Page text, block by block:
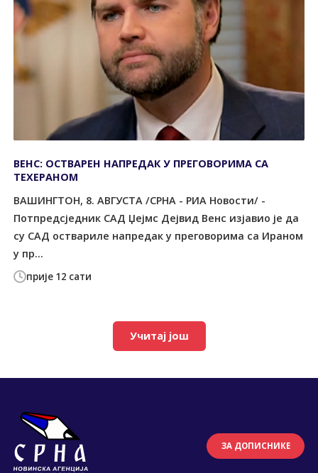
прије 12 сати
ВЕНС: ОСТВАРЕН НАПРЕДАК У ПРЕГОВОРИМА СА
ТЕХЕРАНОМ
ВАШИНГТОН, 8. АВГУСТА /СРНА - РИА Новости/ -
Потпредсједник САД Џејмс Дејвид Венс изјавио је да
су САД оствариле напредак у преговорима са Ираном
у пр...
Учитај још
ЗА ДОПИСНИКЕ